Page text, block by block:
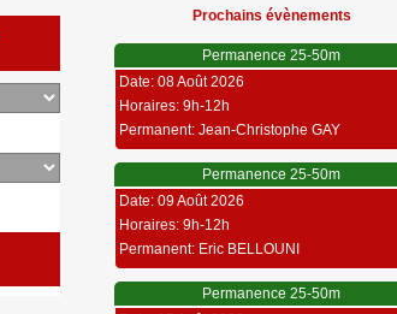
Prochains évènements
Permanence 25-50m
Date: 08 Août 2026
Horaires: 9h-12h
Permanent: Jean-Christophe GAY
Permanence 25-50m
Date: 09 Août 2026
Horaires: 9h-12h
Permanent: Eric BELLOUNI
Permanence 25-50m